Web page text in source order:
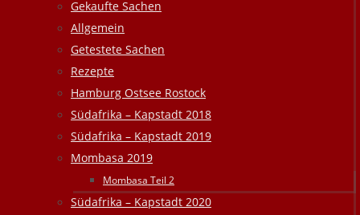
Gekaufte Sachen
Allgemein
Getestete Sachen
Rezepte
Hamburg Ostsee Rostock
Südafrika – Kapstadt 2018
Südafrika – Kapstadt 2019
Mombasa 2019
Mombasa Teil 2
Südafrika – Kapstadt 2020